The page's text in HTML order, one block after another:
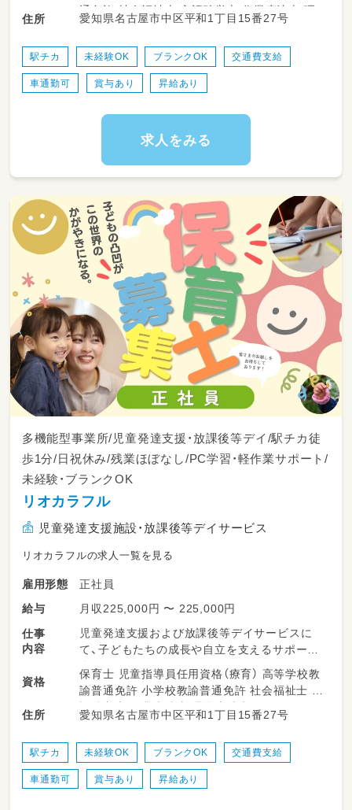
・登園・来所時の子どもたちのあたたかい出迎え
と見送り
・パソコン学習や軽作業、手芸などのプログラム
進行補助・見守り
・手洗いやうがい、おやつタイムのサポート
境整備
・送迎時の添乗補助や見守り対応
・正職員のサポート（活動用素材の準備や後片付
けなど）
※雇用形態や経験年数に合わせて業務の範囲・
量を調整いたしますので、未経験やブランクの
ある方も安心してスタートできます！
通免許 社会福祉士 言語聴覚士 作業療法士 理
学療法士
住所 愛知県名古屋市中区平和1丁目15番27号
駅チカ 未経験OK ブランクOK 交通費支給
車通勤可 賞与あり 昇給あり
求人をみる
多機能型事業所/児童発達支援・放課後等デイ/駅チカ徒
歩1分/日祝休み/残業ほぼなし/PC学習・軽作業サポート/
未経験・ブランクOK
リオカラフル
児童発達支援施設・放課後等デイサービス
リオカラフルの求人一覧を見る
雇用形態
正社員
給与
月収225,000円 〜 225,000円
仕事
内容
児童発達支援および放課後等デイサービスに
て、子どもたちの成長や自立を支えるサポート
全般をお任せします♪
・登園・来所時の子どもたちのあたたかい出迎え
と見送り
・パソコン学習や軽作業、手芸などのプログラム
進行補助・見守り
・手洗いやうがい、おやつタイムの補助・見守り
資格
保育士 児童指導員任用資格（療育） 高等学校教
諭普通免許 小学校教諭普通免許 社会福祉士 言
語聴覚士 作業療法士 理学療法士
住所 愛知県名古屋市中区平和1丁目15番27号
駅チカ 未経験OK ブランクOK 交通費支給
車通勤可 賞与あり 昇給あり